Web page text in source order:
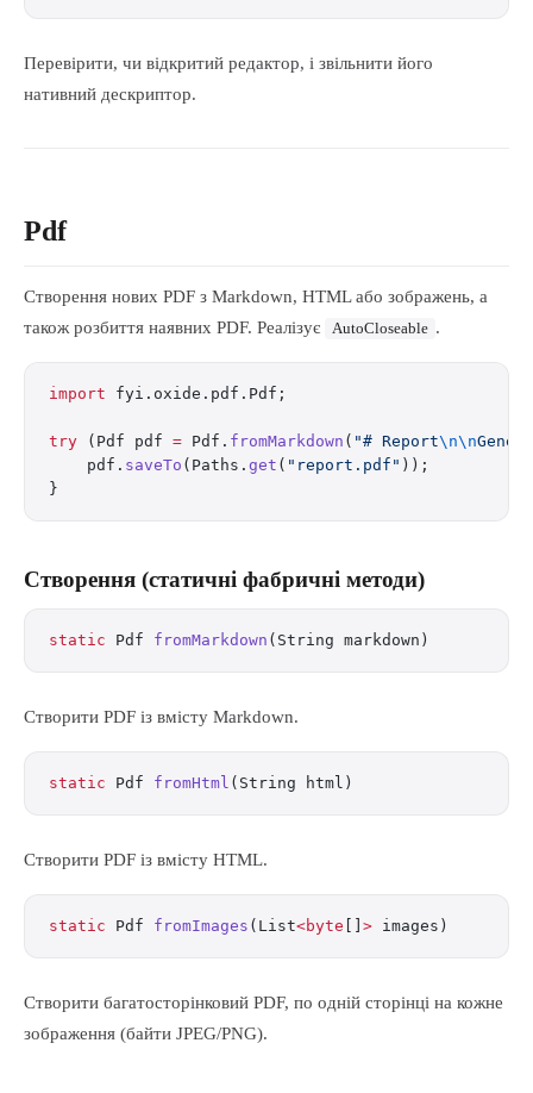
Перевірити, чи відкритий редактор, і звільнити його
нативний дескриптор.
Pdf
Створення нових PDF з Markdown, HTML або зображень, а
також розбиття наявних PDF. Реалізує
AutoCloseable .
import fyi.oxide.pdf.Pdf;
try (Pdf pdf = Pdf. fromMarkdown ( "# Report\n\n
    pdf.
saveTo (Paths. get ( "report.pdf" ));
}
Створення (статичні фабричні методи)
static Pdf fromMarkdown (String markdown)
Створити PDF із вмісту Markdown.
static Pdf fromHtml (String html)
Створити PDF із вмісту HTML.
static Pdf fromImages (List<byte > images)
Створити багатосторінковий PDF, по одній сторінці на кожне
зображення (байти JPEG/PNG).